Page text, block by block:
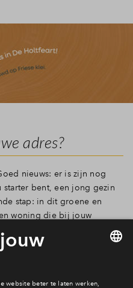
adres?
nieuws: er is zijn nog
bent, een jong gezin
stap: in dit groene en
woning die bij jouw